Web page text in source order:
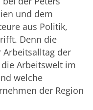
und dem
aus Politik,
Denn die
der
Arbeitswelt im
welche
der Region